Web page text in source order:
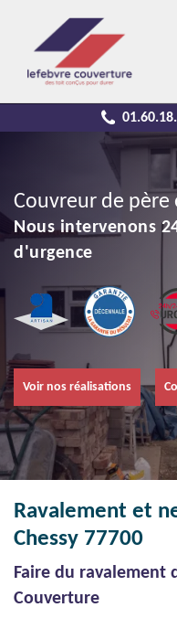
Couvreur de père
Nous intervenons
d'urgence
Voir nos réalisations
Ravalement et
Chessy 77700
Faire du ravalement
Couverture